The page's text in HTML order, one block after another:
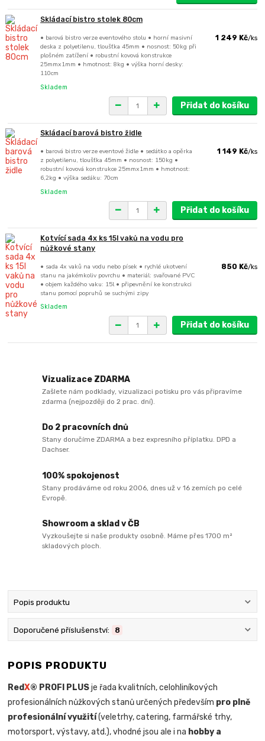
Skládací bistro stolek 80cm
• barová bistro verze eventového stolu • horní masivní
deska z polyetilenu, tloušťka 45mm • nosnost: 50kg při
plošném zatížení • robustní kovová konstrukce
25mmx1mm • hmotnost: 8kg • výška horní desky:
110cm
1 249 Kč/ks
Skladem
Přidat do košíku
Skládací barová bistro židle
• barová bistro verze eventové židle • sedátko a opěrka
z polyetilenu, tloušťka 45mm • nosnost: 150kg •
robustní kovová konstrukce 25mmx1mm • hmotnost:
6,2kg • výška sedáku: 70cm
1 149 Kč/ks
Skladem
Přidat do košíku
Kotvící sada 4x ks 15l vaků na vodu pro
nůžkové stany
• sada 4x vaků na vodu nebo písek • rychlé ukotvení
stanu na jakémkoliv povrchu • materiál: svařované PVC
• objem každého vaku: 15l • připevnění ke konstrukci
stanu pomocí popruhů se suchými zipy
850 Kč/ks
Skladem
Přidat do košíku
Vizualizace ZDARMA
Zašlete nám podklady, vizualizaci potisku pro vás připravíme
zdarma (nejpozději do 2 prac. dní).
Do 2 pracovních dnů
Stany doručíme ZDARMA a bez expresního příplatku. DPD a
Dachser.
100% spokojenost
Stany prodáváme od roku 2006, dnes už v 16 zemích po celé
Evropě.
Showroom a sklad v ČB
Vyzkoušejte si naše produkty osobně. Máme přes 1700 m²
skladových ploch.
Popis produktu
Doporučené příslušenství: 8
POPIS PRODUKTU
RedX® PROFI PLUSje řada kvalitních, celohliníkových
profesionálních nůžkových stanů určených především pro plně
profesionální využití(veletrhy, catering, farmářské trhy,
motorsport, výstavy, atd.), vhodné jsou ale i na hobby a